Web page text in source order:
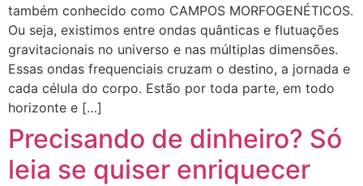
também conhecido como CAMPOS MORFOGENÉTICOS.
Ou seja, existimos entre ondas quânticas e flutuações
gravitacionais no universo e nas múltiplas dimensões.
Essas ondas frequenciais cruzam o destino, a jornada e
cada célula do corpo. Estão por toda parte, em todo
horizonte e […]
Precisando de dinheiro? Só
leia se quiser enriquecer